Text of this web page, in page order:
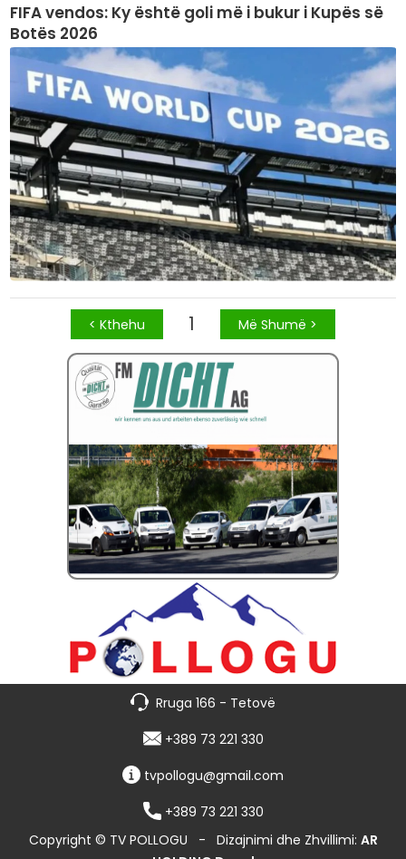
FIFA vendos: Ky është goli më i bukur i Kupës së
Botës 2026
< Kthehu 1 Më Shumë >
Rruga 166 - Tetovë
+389 73 221 330
tvpollogu@gmail.com
+389 73 221 330
Copyright © TV POLLOGU - Dizajnimi dhe Zhvillimi: AR